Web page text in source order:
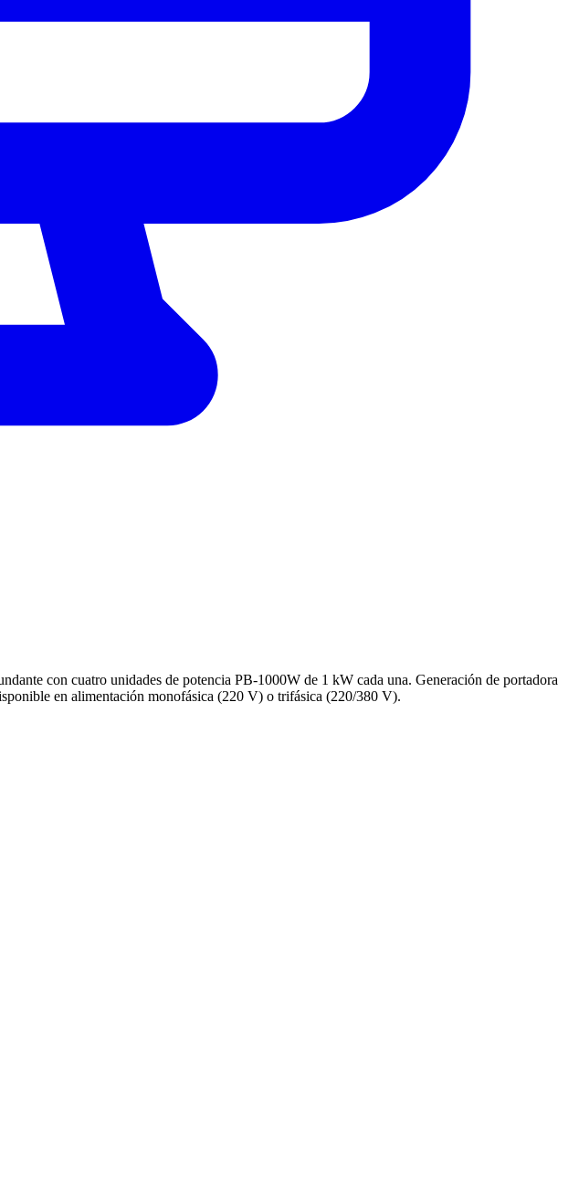
con cuatro unidades de potencia PB-1000W de 1 kW cada una. Generación de portadora
en alimentación monofásica (220 V) o trifásica (220/380 V).